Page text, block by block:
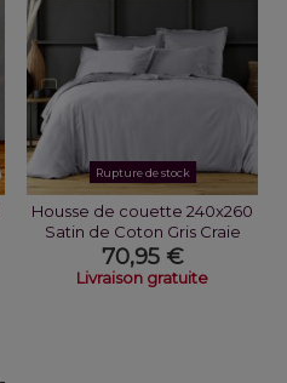
Rupture de stock
Housse de couette 240x260
Satin de Coton Gris Craie
70,95 €
Livraison gratuite